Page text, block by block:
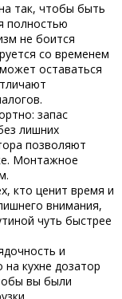
так, чтобы быть
полностью
не боится
со временем
оставаться
запас
лишних
позволяют
Монтажное
кто ценит время и
внимания,
чуть быстрее
и
кухне дозатор
вы были